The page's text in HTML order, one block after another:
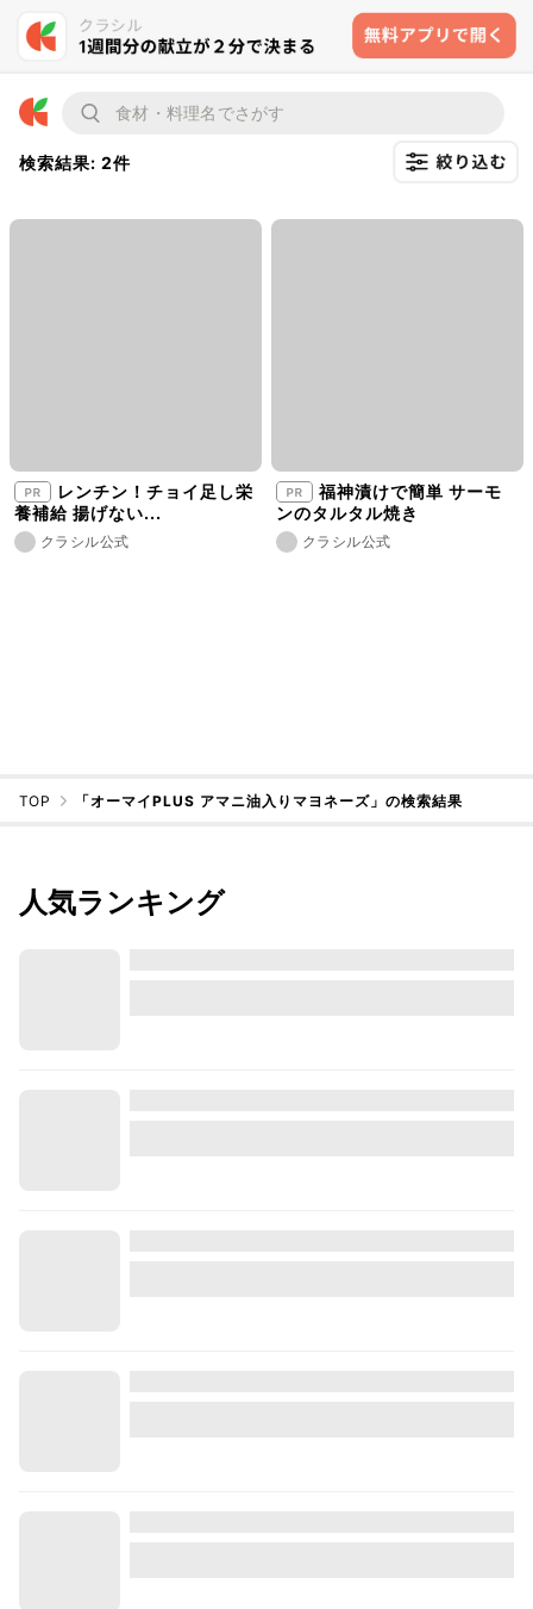
検索結果: 2件
レンチン！チョイ足し栄
養補給 揚げない...
クラシル公式
福神漬けで簡単 サーモ
ンのタルタル焼き
クラシル公式
TOP 「オーマイPLUS アマニ油入りマヨネーズ」の検索結果
人気ランキング